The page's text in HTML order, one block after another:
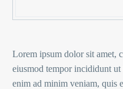
Lorem ipsum dolor sit amet,
eiusmod tempor incididunt
enim ad minim veniam, quis